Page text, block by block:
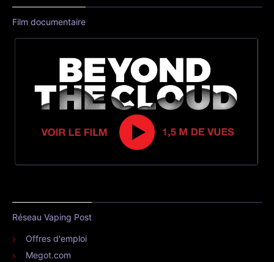
Film documentaire
Réseau Vaping Post
Offres d'emploi
Megot.com